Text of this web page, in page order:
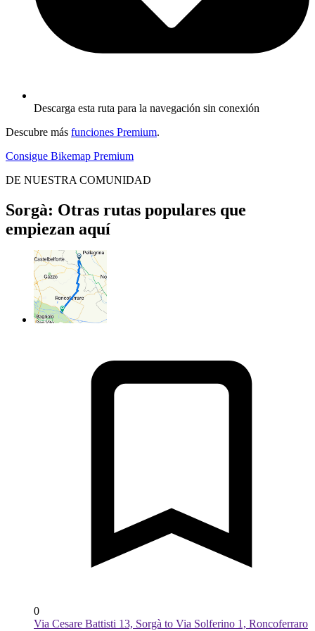
Descarga esta ruta para la navegación sin conexión
Descubre más funciones Premium.
Consigue Bikemap Premium
DE NUESTRA COMUNIDAD
Sorgà: Otras rutas populares que
empiezan aquí
0
Via Cesare Battisti 13, Sorgà to Via Solferino 1, Roncoferraro